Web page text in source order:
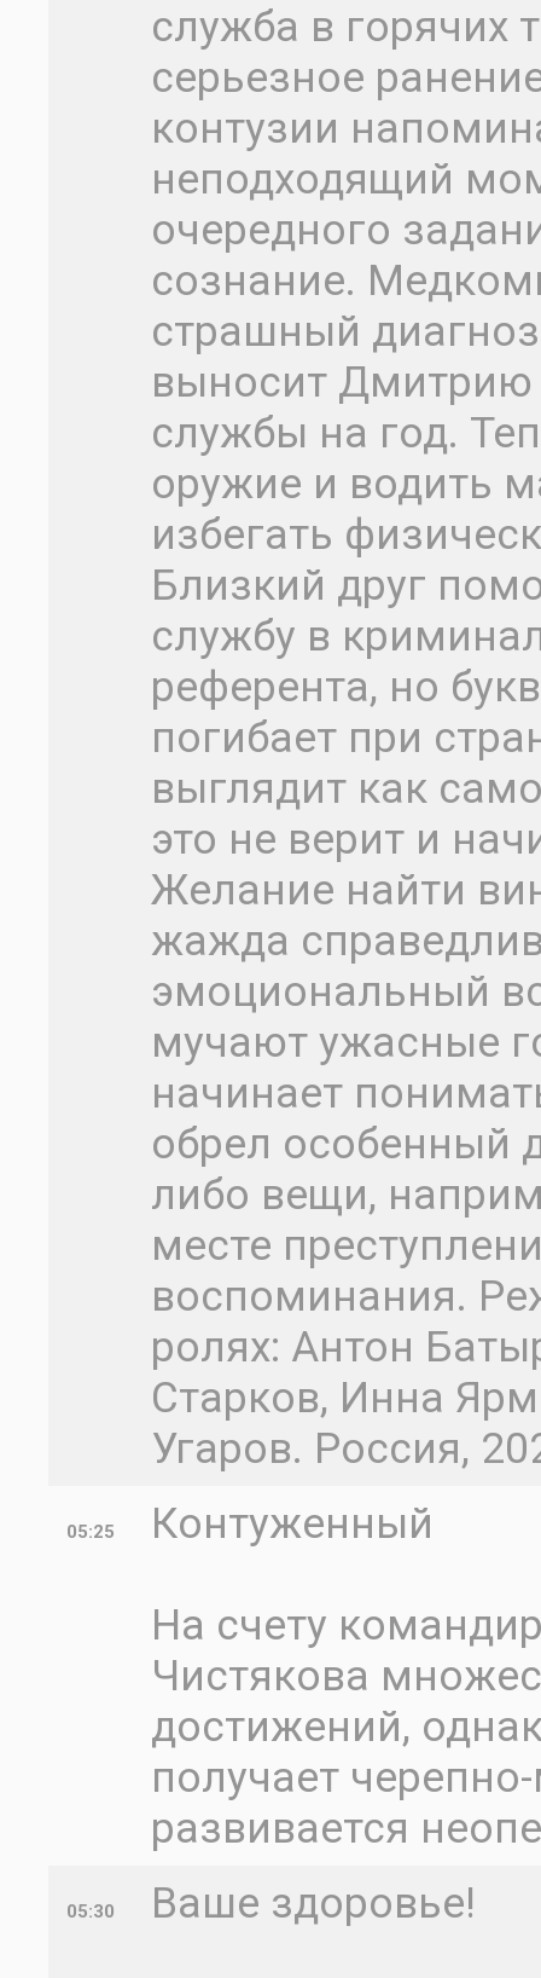
служба в горячих
серьезное
контузии
неподходящий
очередного
сознание.
страшный
выносит Дмитрию
службы на год.
оружие и водить
избегать
Близкий друг
службу в
референта, но
погибает при
выглядит как
это не верит и
Желание найти
жажда
эмоциональный
мучают ужасные
начинает
обрел особенный
либо вещи,
месте
воспоминания.
ролях: Антон
Старков, Инна
Угаров. Россия,
05:25
Контуженный
На счету
Чистякова
достижений,
получает
развивается
05:30
Ваше здоровье!